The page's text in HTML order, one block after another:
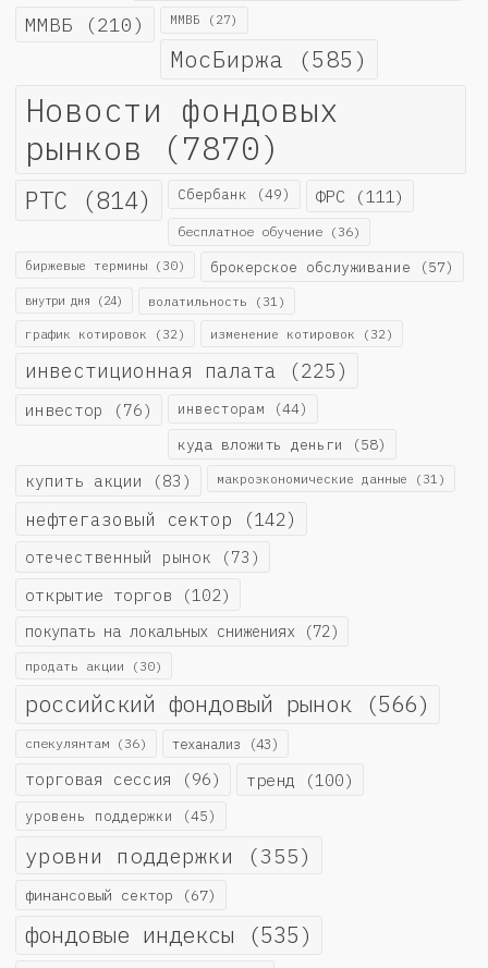
ММВБ (210) ММВБ (27)
МосБиржа (585)
Новости фондовых
рынков (7870)
РТС (814) Сбербанк (49) ФРС (111)
бесплатное обучение (36)
биржевые термины (30) брокерское обслуживание (57)
внутри дня (24) волатильность (31)
график котировок (32) изменение котировок (32)
инвестиционная палата (225)
инвестор (76) инвесторам (44)
куда вложить деньги (58)
купить акции (83) макроэкономические данные (31)
нефтегазовый сектор (142)
отечественный рынок (73)
открытие торгов (102)
покупать на локальных снижениях (72)
продать акции (30)
российский фондовый рынок (566)
спекулянтам (36) теханализ (43)
торговая сессия (96) тренд (100)
уровень поддержки (45)
уровни поддержки (355)
финансовый сектор (67)
фондовые индексы (535)